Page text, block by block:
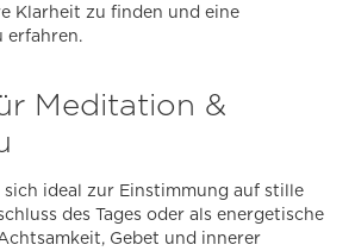
Klarheit zu finden und eine
erfahren.
Meditation &
sich ideal zur Einstimmung auf stille
des Tages oder als energetische
Gebet und innerer